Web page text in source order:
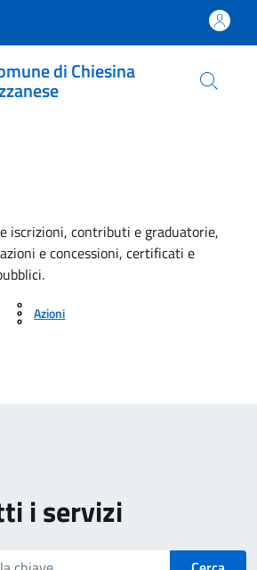
di Chiesina
iscrizioni, contributi e graduatorie,
e concessioni, certificati e
Azioni
i servizi